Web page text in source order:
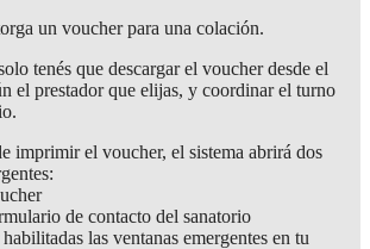
un voucher para una colación.
tenés que descargar el voucher desde el
el prestador que elijas, y coordinar el turno
imprimir el voucher, el sistema abrirá dos
de contacto del sanatorio
las ventanas emergentes en tu